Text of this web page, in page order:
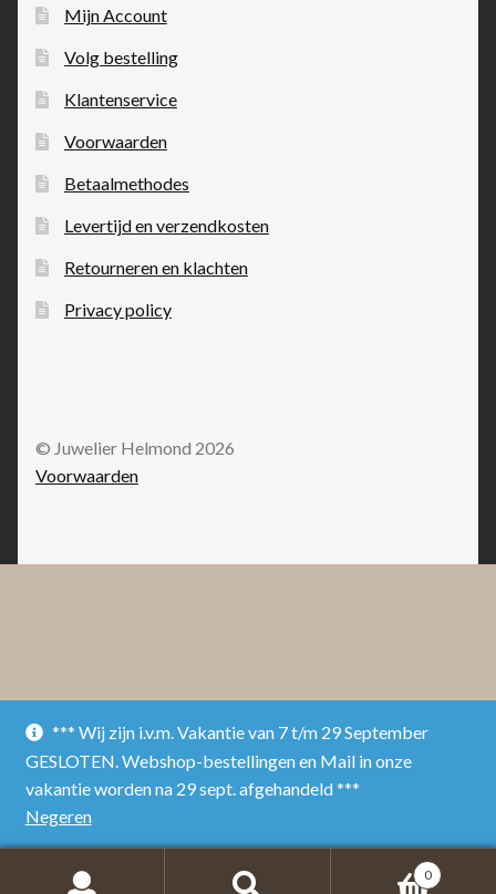
*** Wij zijn i.v.m. Vakantie van 7 t/m 29 September
GESLOTEN. Webshop-bestellingen en Mail in onze
vakantie worden na 29 sept. afgehandeld ***
Negeren
Mijn Account
Volg bestelling
Klantenservice
Voorwaarden
Betaalmethodes
Levertijd en verzendkosten
Retourneren en klachten
Privacy policy
© Juwelier Helmond 2026
Voorwaarden
0